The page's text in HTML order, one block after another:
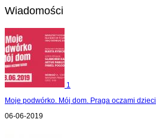
Wiadomości
1
Moje podwórko. Mój dom. Praga oczami dzieci
06-06-2019